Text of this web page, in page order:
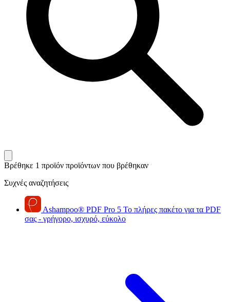
Βρέθηκε 1 προϊόν προϊόντων που βρέθηκαν
Συχνές αναζητήσεις
Ashampoo® PDF Pro 5 Το πλήρες πακέτο για τα PDF
σας - γρήγορο, ισχυρό, εύκολο